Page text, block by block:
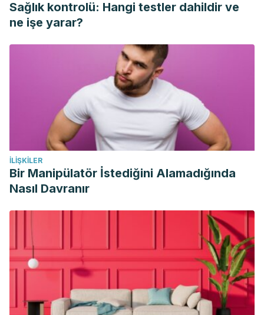
Córdoba M. Aftas recurrentes en niños y adolescentes.
Revista de la Sociedad Odontológica de La Plata.
Schemel Suárez M, López López J, Chimenos Küstner E.
Úlceras orales: diagnóstico diferencial y tratamiento.
Medicina Clínica. 2015;145(11):499-503.
Pérez A, Rodríguez P. Tratamiento de la estomatitis aftosa
recurrente. Medicentro. 2012;16(1):1-10.
Marinovic M. Aftas orales recurrentes: diagnóstico
diferencial y manejo. Medwave. 2009;9(2):e3773.
Falgás Franco J. Patología bucal. Pediatriaintegral.es. 2015.
https://www.pediatriaintegral.es/publicacion-2015-
Bonet R, Garrote A. Aftas bucales. Farmacia Profesional.
2015;29(1):27-31.
MacDonald J. Canker sore remedies: baking soda.CMAJ.
2002;166(7):884.
Sağlık kontrolü: Hangi testler dahildir ve
ne işe yarar?
İLIŞKILER
Bir Manipülatör İstediğini Alamadığında
Nasıl Davranır